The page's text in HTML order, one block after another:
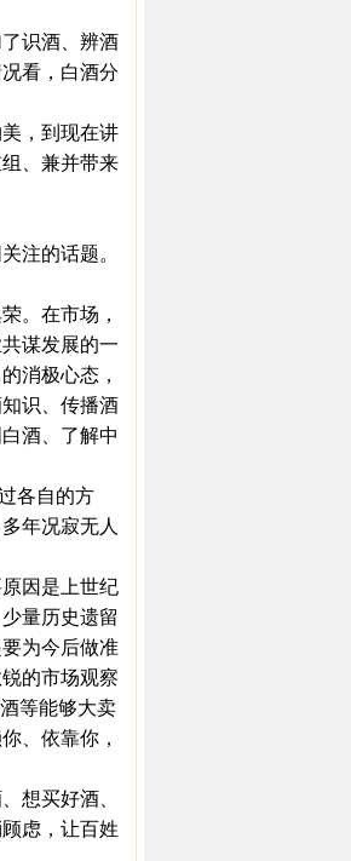
识酒、辨酒
看，白酒分
，到现在讲
、兼并带来
注的话题。
。在市场，
谋发展的一
消极心态，
识、传播酒
酒、了解中
各自的方
年况寂无人
因是上世纪
量历史遗留
为今后做准
的市场观察
等能够大卖
、依靠你，
想买好酒、
虑，让百姓